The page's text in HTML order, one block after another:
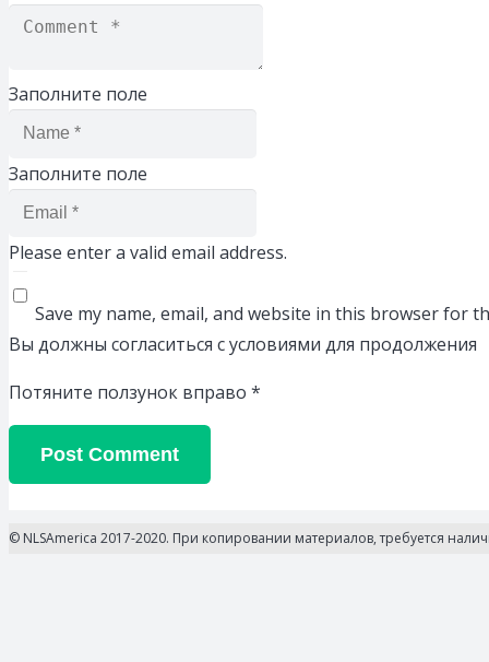
Заполните поле
Заполните поле
Please enter a valid email address.
Save my name, email, and website in this browser for
Вы должны согласиться с условиями для продолжения
Потяните ползунок вправо *
Post Comment
© NLSAmerica 2017-2020. При копировании материалов, требуется